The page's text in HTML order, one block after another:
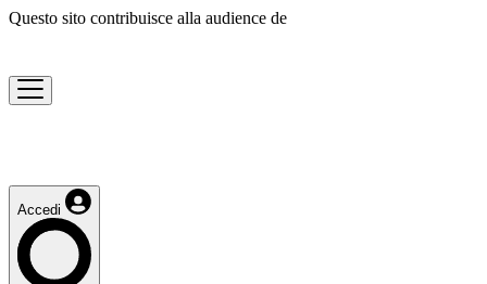
Questo sito contribuisce alla audience de
Accedi